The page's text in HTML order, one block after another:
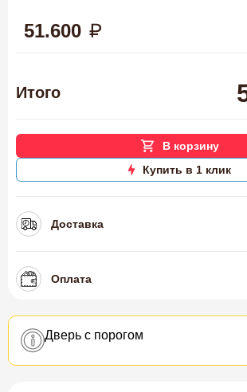
51.600
Итого
В корзину
Купить в 1 клик
Доставка
Оплата
Дверь с порогом